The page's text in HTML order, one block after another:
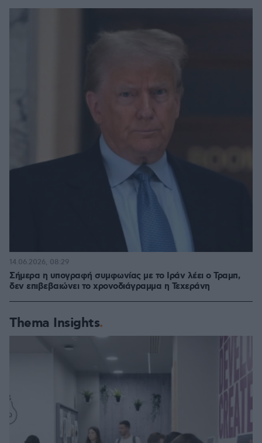
Σήμερα η υπογραφή συμφωνίας με το Ιράν λέει ο Τραμπ,
δεν επιβεβαιώνει το χρονοδιάγραμμα η Τεχεράνη
14.06.2026, 08:29
Thema Insights